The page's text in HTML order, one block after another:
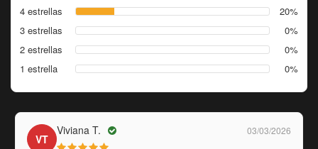
4 estrellas
20%
3 estrellas
0%
2 estrellas
0%
1 estrella
0%
VT
Viviana T. 03/03/2026